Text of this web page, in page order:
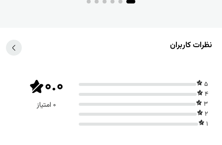
نظرات کاربران
5
4
3
2
1
0.0
0 امتیاز